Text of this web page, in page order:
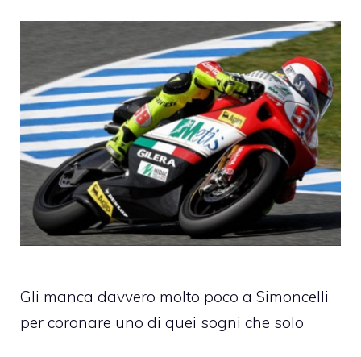
Gli manca davvero molto poco a Simoncelli
per coronare uno di quei sogni che solo